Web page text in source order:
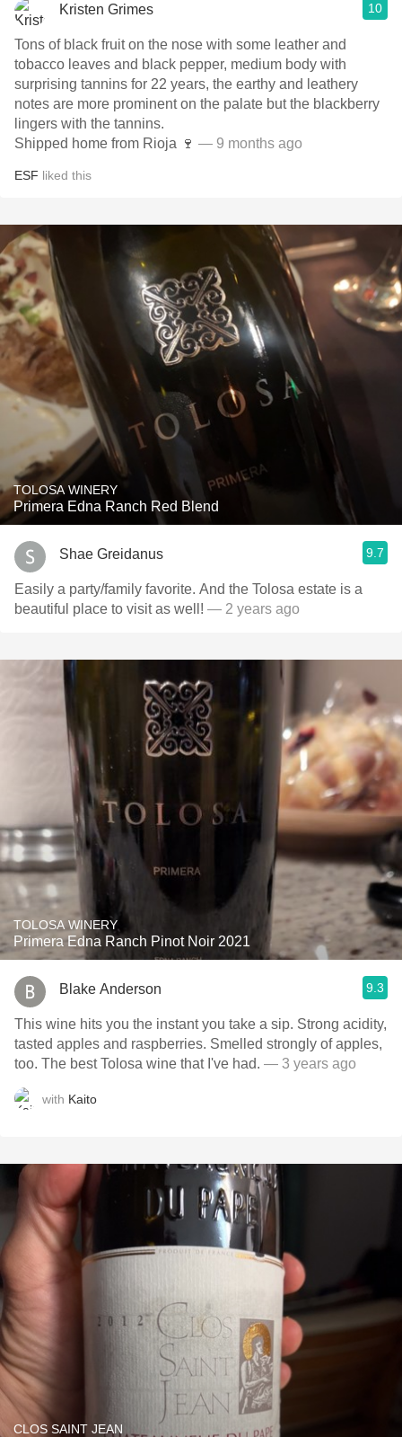
Kristen Grimes 10
Tons of black fruit on the nose with some leather and
tobacco leaves and black pepper, medium body with
surprising tannins for 22 years, the earthy and leathery
notes are more prominent on the palate but the blackberry
lingers with the tannins.
Shipped home from Rioja 🍷 — 9 months ago
ESF liked this
TOLOSA WINERY
Primera Edna Ranch Red Blend
Shae Greidanus 9.7
Easily a party/family favorite. And the Tolosa estate is a
beautiful place to visit as well! — 2 years ago
TOLOSA WINERY
Primera Edna Ranch Pinot Noir 2021
Blake Anderson 9.3
This wine hits you the instant you take a sip. Strong acidity,
tasted apples and raspberries. Smelled strongly of apples,
too. The best Tolosa wine that I've had. — 3 years ago
with Kaito
CLOS SAINT JEAN